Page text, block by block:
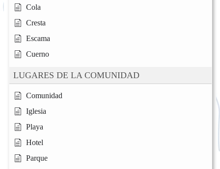
Cola
Cresta
Escama
Cuerno
LUGARES DE LA COMUNIDAD
Comunidad
Iglesia
Playa
Hotel
Parque